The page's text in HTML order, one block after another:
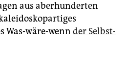
aus aberhunderten
Was-wäre-wenn der Selbst-